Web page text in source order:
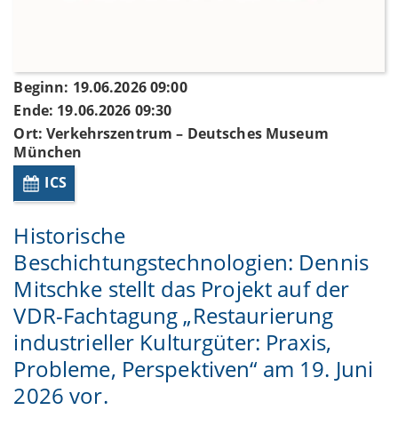
Beginn: 19.06.2026 09:00
Ende: 19.06.2026 09:30
Ort: Verkehrszentrum – Deutsches Museum
München
ICS
Historische
Beschichtungstechnologien: Dennis
Mitschke stellt das Projekt auf der
VDR-Fachtagung „Restaurierung
industrieller Kulturgüter: Praxis,
Probleme, Perspektiven“ am 19. Juni
2026 vor.